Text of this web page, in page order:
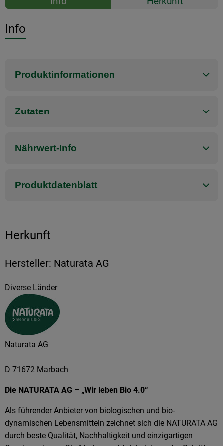
Info
Produktinformationen
Zutaten
Nährwert-Info
Produktdatenblatt
Herkunft
Hersteller: Naturata AG
Diverse Länder
Naturata AG
D 71672 Marbach
Die NATURATA AG – „Wir leben Bio 4.0“
Als führender Anbieter von biologischen und bio-
dynamischen Lebensmitteln zeichnet sich die NATURATA AG
durch beste Qualität, Nachhaltigkeit und einzigartigen